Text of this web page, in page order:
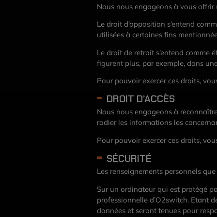
Nous nous engageons à vous
Le droit d’opposition s’entend
utilisées à certaines fins
Le droit de retrait s’entend comme
figurent plus, par exemple, dans
Pour pouvoir exercer ces droits,
DROIT D’ACCÈS
Nous nous engageons à
radier les informations les
Pour pouvoir exercer ces droits,
SÉCURITÉ
Les renseignements personnels
Sur un ordinateur qui est protégé
professionnelle d’O2switch. Etant
données et seront tenues pour